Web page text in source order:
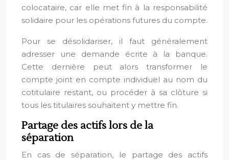
colocataire, car elle met fin à la responsabilité
solidaire pour les opérations futures du compte.
Pour se désolidariser, il faut généralement
adresser une demande écrite à la banque.
Cette dernière peut alors transformer le
compte joint en compte individuel au nom du
cotitulaire restant, ou procéder à sa clôture si
tous les titulaires souhaitent y mettre fin.
Partage des actifs lors de la
séparation
En cas de séparation, le partage des actifs